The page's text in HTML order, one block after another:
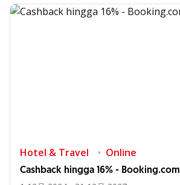
Hotel & Travel Online
Cashback hingga 16% - Booking.com